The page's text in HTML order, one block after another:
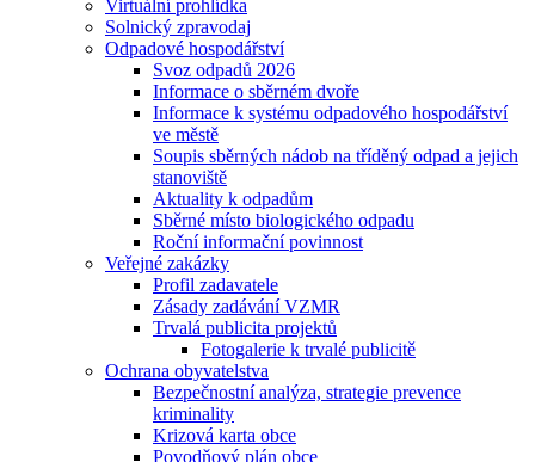
Virtuální prohlídka
Solnický zpravodaj
Odpadové hospodářství
Svoz odpadů 2026
Informace o sběrném dvoře
Informace k systému odpadového hospodářství
ve městě
Soupis sběrných nádob na tříděný odpad a jejich
stanoviště
Aktuality k odpadům
Sběrné místo biologického odpadu
Roční informační povinnost
Veřejné zakázky
Profil zadavatele
Zásady zadávání VZMR
Trvalá publicita projektů
Fotogalerie k trvalé publicitě
Ochrana obyvatelstva
Bezpečnostní analýza, strategie prevence
kriminality
Krizová karta obce
Povodňový plán obce